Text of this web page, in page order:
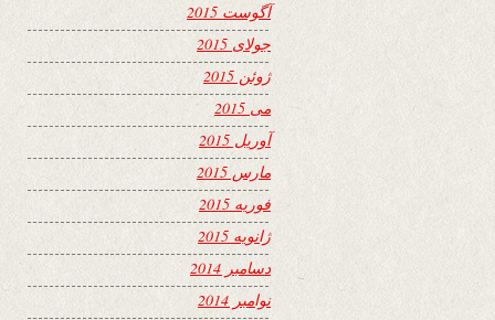
آگوست 2015
جولای 2015
ژوئن 2015
می 2015
آوریل 2015
مارس 2015
فوریه 2015
ژانویه 2015
دسامبر 2014
نوامبر 2014